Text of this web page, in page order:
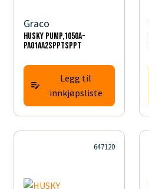
Graco
HUSKY PUMP,1050A-
PA01AA2SPPTSPPT
Legg til
innkjøpsliste
647120